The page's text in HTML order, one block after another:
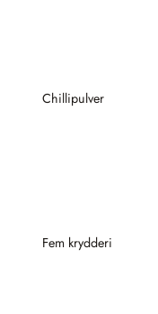
Chillipulver
Fem krydderi